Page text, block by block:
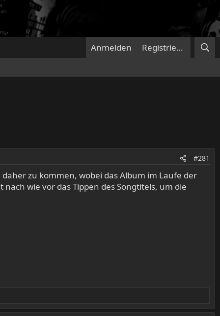
Anmelden Registrieren
#281
zu kommen, wobei das Album im Laufe der
wie vor das Tippen des Songtitels, um die